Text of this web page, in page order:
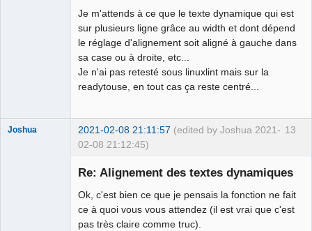
Je m'attends à ce que le texte dynamique qui est
sur plusieurs ligne grâce au width et dont dépend
le réglage d'alignement soit aligné à gauche dans
sa case ou à droite, etc...
Je n'ai pas retesté sous linuxlint mais sur la
readytouse, en tout cas ça reste centré...
13
Joshua 2021-02-08 21:11:57 (edited by Joshua 2021-
02-08 21:12:45)
Re: Alignement des textes dynamiques
Ok, c'est bien ce que je pensais la fonction ne fait
ce à quoi vous vous attendez (il est vrai que c'est
pas très claire comme truc).